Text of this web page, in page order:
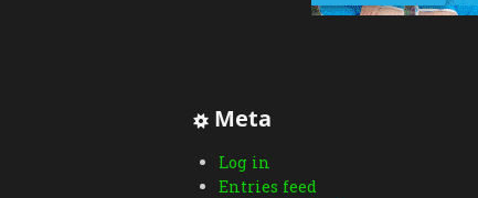
Meta
Log in
Entries feed